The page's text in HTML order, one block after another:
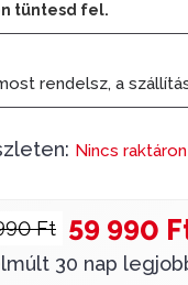
tüntesd fel.
rendelsz, a
Nincs raktáron
Ft 59 990
30 nap